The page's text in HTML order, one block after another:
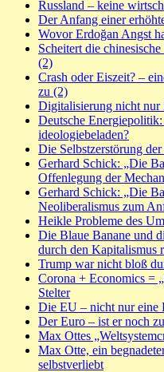
Russland – keine
Der Anfang einer
Wovor Erdoğan Angst
Scheitert die
(2)
Crash oder Eiszeit? –
zu (2)
Digitalisierung nicht nur
Deutsche
ideologiebeladen?
Die Selbstzerstörung
Gerhard Schick: „Die
Offenlegung der
Gerhard Schick: „Die
Neoliberalismus zum
Heikle Probleme des
Die Blaue Banane und
durch den Kapitalismus
Trump war nicht bloß
Corona + Economics =
Stelter
Die EU – nicht nur eine
Der Euro – ist er noch
Max Ottes
Max Otte, ein
selbstverliebt